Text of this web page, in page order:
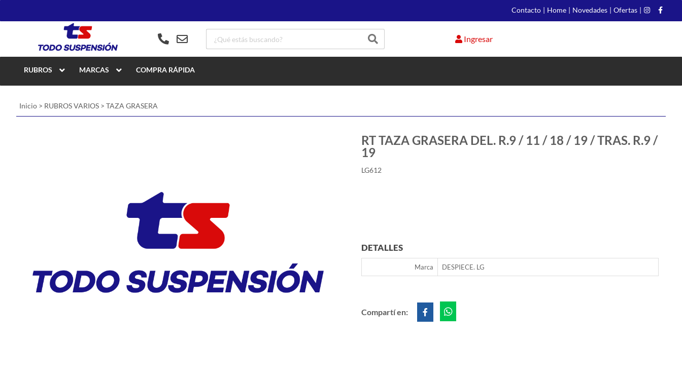
Contacto | Home | Novedades | Ofertas |
Ingresar
RUBROS MARCAS COMPRA RÁPIDA
Inicio > RUBROS VARIOS > TAZA GRASERA
RT TAZA GRASERA DEL. R.9 / 11 / 18 / 19 / TRAS. R.9 /
19
LG612
DETALLES
Marca DESPIECE. LG
Compartí en: